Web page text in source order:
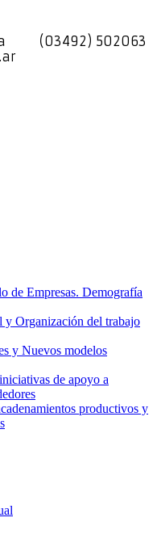
(03492) 502063
de Empresas. Demografía
y Organización del trabajo
y Nuevos modelos
de apoyo a
productivos y